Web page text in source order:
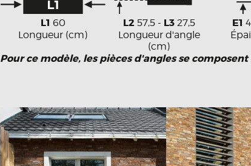
L1 60
Longueur (cm)
L2 57,5 - L327,5
Longueur d'angle
(cm)
E1
Pour ce modèle, les pièces d'angles se